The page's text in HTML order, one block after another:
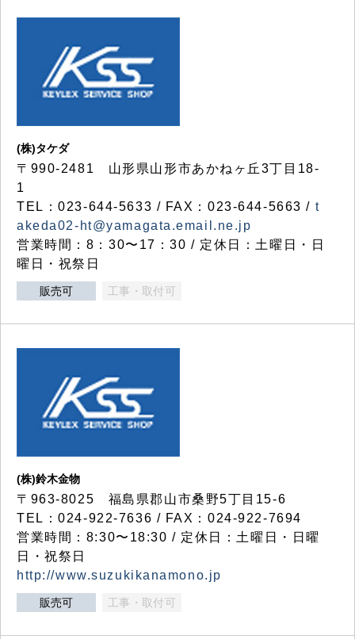
(株)タケダ
〒990-2481 山形県山形市あかねヶ丘3丁目18-
1
TEL：023-644-5633 / FAX：023-644-5663 / t
akeda02-ht@yamagata.email.ne.jp
営業時間：8：30〜17：30 / 定休日：土曜日・日
曜日・祝祭日
販売可 工事・取付可
(株)鈴木金物
〒963-8025 福島県郡山市桑野5丁目15-6
TEL：024-922-7636 / FAX：024-922-7694
営業時間：8:30〜18:30 / 定休日：土曜日・日曜
日・祝祭日
http://www.suzukikanamono.jp
販売可 工事・取付可